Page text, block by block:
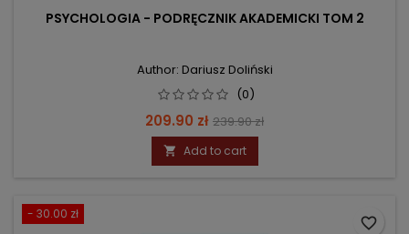
PSYCHOLOGIA - PODRĘCZNIK AKADEMICKI TOM 2
Author: Dariusz Doliński
(0)
Price
209.90 zł Regular
price
239.90 zł
 Add to cart
- 30.00 zł
favorite_border